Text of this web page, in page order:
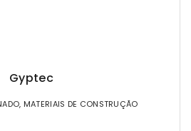
Gyptec
MATERIAIS DE CONSTRUÇÃO